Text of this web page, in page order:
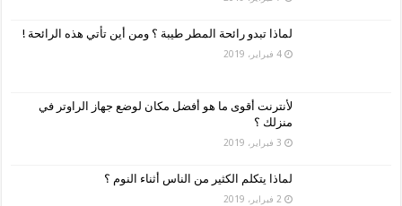
لماذا تبدو رائحة المطر طيبة ؟ ومن أين تأتي هذه الرائحة !
4 فبراير، 2019
لأنترنت أقوى ما هو أفضل مكان لوضع جهاز الراوتر في
منزلك ؟
3 فبراير، 2019
لماذا يتكلم الكثير من الناس أثناء النوم ؟
2 فبراير، 2019